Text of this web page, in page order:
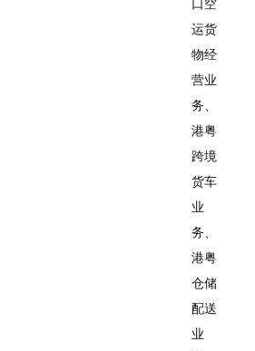
口空
运货
物经
营业
务、
港粤
跨境
货车
业
务、
港粤
仓储
配送
业